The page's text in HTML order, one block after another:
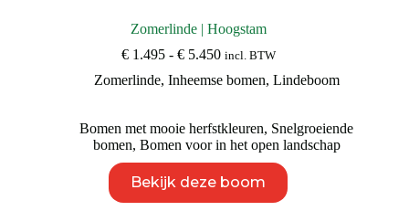
Zomerlinde | Hoogstam
€1.495 - €5.450Prijsklasse:
tot
incl. BTW
Zomerlinde, Inheemse bomen, Lindeboom
Bomen met mooie herfstkleuren, Snelgroeiende
bomen, Bomen voor in het open landschap
Bekijk deze boom
product
heeft